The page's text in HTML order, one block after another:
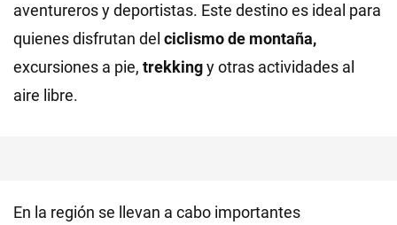
aventureros y deportistas. Este destino es ideal para
quienes disfrutan del ciclismo de montaña,
excursiones a pie, trekkingy otras actividades al
aire libre.
En la región se llevan a cabo importantes